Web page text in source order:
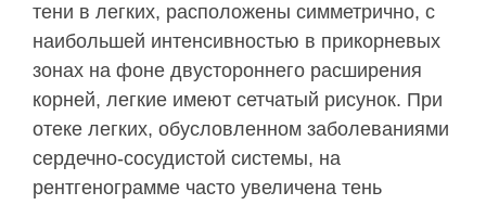
тени в легких, расположены симметрично, с
наибольшей интенсивностью в прикорневых
зонах на фоне двустороннего расширения
корней, легкие имеют сетчатый рисунок. При
отеке легких, обусловленном заболеваниями
сердечно-сосудистой системы, на
рентгенограмме часто увеличена тень